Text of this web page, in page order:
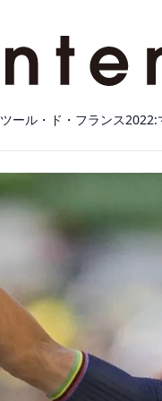
ツール・ド・フランス